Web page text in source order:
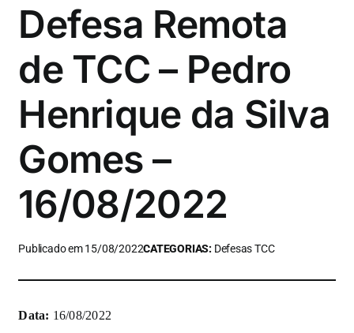
Defesa Remota
de TCC – Pedro
Henrique da Silva
Gomes –
16/08/2022
Publicado em 15/08/2022CATEGORIAS: Defesas TCC
Data: 16/08/2022